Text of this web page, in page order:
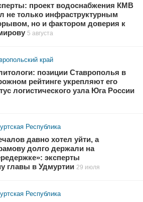
проект водоснабжения КМВ
не только инфраструктурным
но и фактором доверия к
5 августа
край
позиции Ставрополья в
рейтинге укрепляют его
логистического узла Юга России
Республика
давно хотел уйти, а
долго держали на
эксперты
главы в Удмуртии 29 июля
Республика